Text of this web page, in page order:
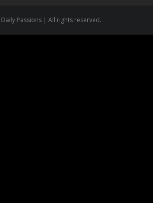
Passions | All rights reserved.